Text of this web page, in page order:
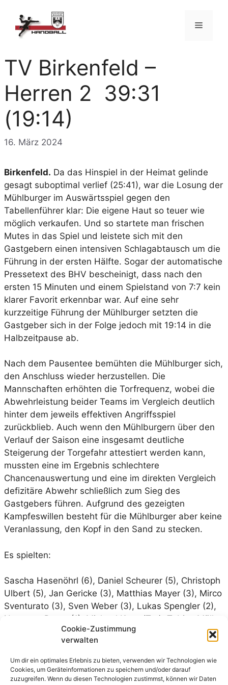
Cookie-Zustimmung
verwalten
Um dir ein optimales Erlebnis zu bieten, verwenden wir Technologien wie
Cookies, um Geräteinformationen zu speichern und/oder darauf
zuzugreifen. Wenn du diesen Technologien zustimmst, können wir Daten
Inhalt
springen
Menü
TV Birkenfeld –
Herren 2 39:31
(19:14)
16. März 2024
Birkenfeld. Da das Hinspiel in der Heimat gelinde
gesagt suboptimal verlief (25:41), war die Losung der
Mühlburger im Auswärtsspiel gegen den
Tabellenführer klar: Die eigene Haut so teuer wie
möglich verkaufen. Und so startete man frischen
Mutes in das Spiel und leistete sich mit den
Gastgebern einen intensiven Schlagabtausch um die
Führung in der ersten Hälfte. Sogar der automatische
Pressetext des BHV bescheinigt, dass nach den
ersten 15 Minuten und einem Spielstand von 7:7 kein
klarer Favorit erkennbar war. Auf eine sehr
kurzzeitige Führung der Mühlburger setzten die
Gastgeber sich in der Folge jedoch mit 19:14 in die
Halbzeitpause ab.
Nach dem Pausentee bemühten die Mühlburger sich,
den Anschluss wieder herzustellen. Die
Mannschaften erhöhten die Torfrequenz, wobei die
Abwehrleistung beider Teams im Vergleich deutlich
hinter dem jeweils effektiven Angriffsspiel
zurückblieb. Auch wenn den Mühlburgern über den
Verlauf der Saison eine insgesamt deutliche
Steigerung der Torgefahr attestiert werden kann,
mussten eine im Ergebnis schlechtere
Chancenauswertung und eine im direkten Vergleich
defizitäre Abwehr schließlich zum Sieg des
Gastgebers führen. Aufgrund des gezeigten
Kampfeswillen besteht für die Mühlburger aber keine
Veranlassung, den Kopf in den Sand zu stecken.
Es spielten:
Sascha Hasenöhrl (6), Daniel Scheurer (5), Christoph
Ulbert (5), Jan Gericke (3), Matthias Mayer (3), Mirco
Sventurato (3), Sven Weber (3), Lukas Spengler (2),
Hermann Bauer (1), Michael Kunz (Tor), Tobias Müller,
Jonas Reinhard, Stephan Schmalz (Tor)